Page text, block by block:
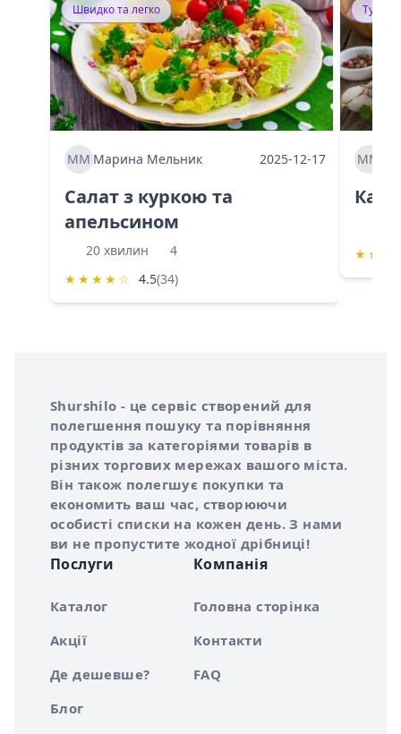
Швидко та легко
ММ Марина Мельник 2025-12-17
Салат з куркою та
апельсином
20 хвилин
4
★ ★ ★ ★ ☆ 4.5(34)
ММ
★ ★
Про сервіс Shurshilo
Shurshilo - це сервіс створений для
полегшення пошуку та порівняння
продуктів за категоріями товарів в
різних торгових мережах вашого міста.
Він також полегшує покупки та
економить ваш час, створюючи
особисті списки на кожен день. З нами
ви не пропустите жодної дрібниці!
Послуги
Каталог
Акції
Де дешевше?
Блог
Компанія
Головна сторінка
Контакти
FAQ